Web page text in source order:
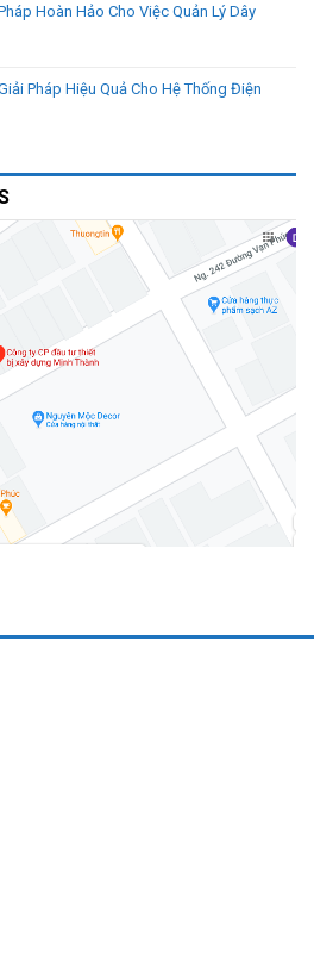
Hoàn Hảo Cho Việc Quản Lý Dây
Pháp Hiệu Quả Cho Hệ Thống Điện